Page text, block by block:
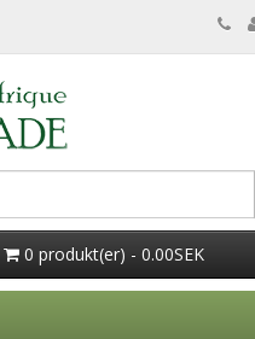
0 produkt(er) - 0.00SEK